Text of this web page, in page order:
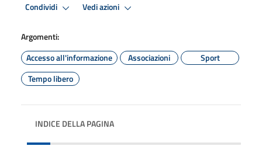
Condividi Vedi azioni
Argomenti:
Accesso all'informazione
Associazioni
Sport
Tempo libero
INDICE DELLA PAGINA